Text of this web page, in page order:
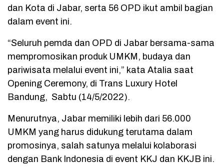
dan Kota di Jabar, serta 56 OPD ikut ambil bagian
dalam event ini.
“Seluruh pemda dan OPD di Jabar bersama-sama
mempromosikan produk UMKM, budaya dan
pariwisata melalui event ini,” kata Atalia saat
Opening Ceremony, di Trans Luxury Hotel
Bandung, Sabtu (14/5/2022).
Menurutnya, Jabar memiliki lebih dari 56.000
UMKM yang harus didukung terutama dalam
promosinya, salah satunya melalui kolaborasi
dengan Bank Indonesia di event KKJ dan KKJB ini.